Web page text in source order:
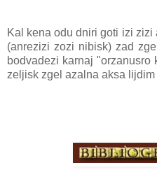
Kal kena odu dniri goti izi
(anrezizi zozi nibisk) zad
bodvadezi karnaj
zeljisk zgel azalna aksa